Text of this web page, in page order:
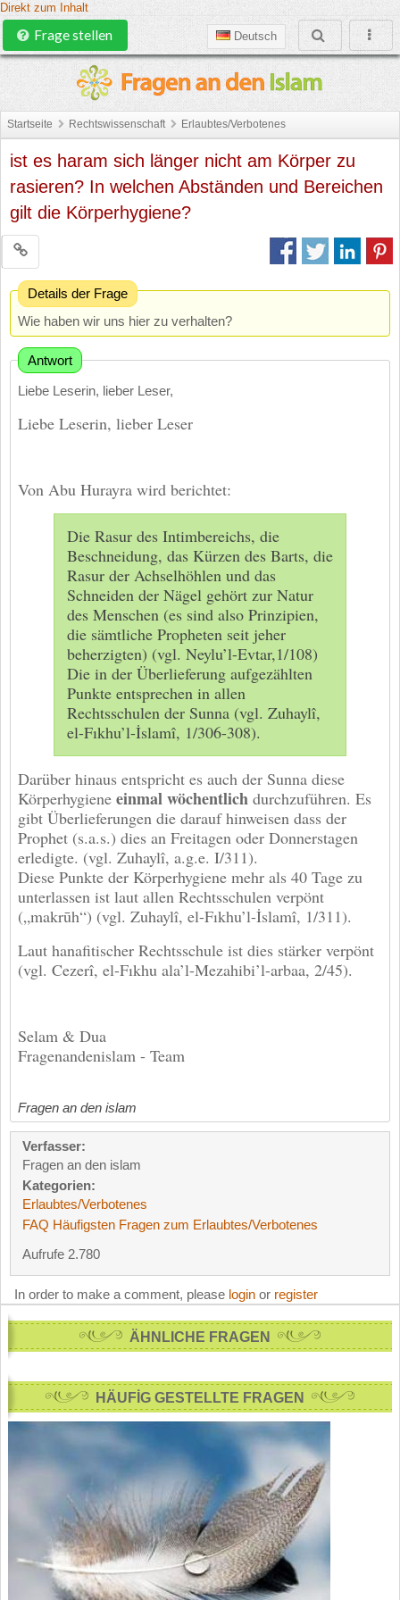
Direkt zum Inhalt
Deutsch
Frage stellen
Startseite Rechtswissenschaft Erlaubtes/Verbotenes
ist es haram sich länger nicht am Körper zu
rasieren? In welchen Abständen und Bereichen
gilt die Körperhygiene?
Details der Frage
Wie haben wir uns hier zu verhalten?
Antwort
Liebe Leserin, lieber Leser,
Liebe Leserin, lieber Leser
Von Abu Hurayra wird berichtet:
Die Rasur des Intimbereichs, die
Beschneidung, das Kürzen des Barts, die
Rasur der Achselhöhlen und das
Schneiden der Nägel gehört zur Natur
des Menschen (es sind also Prinzipien,
die sämtliche Propheten seit jeher
beherzigten) (vgl. Neylu’l-Evtar,1/108)
Die in der Überlieferung aufgezählten
Punkte entsprechen in allen
Rechtsschulen der Sunna (vgl. Zuhaylî,
el-Fıkhu’l-İslamî, 1/306-308).
Darüber hinaus entspricht es auch der Sunna diese
Körperhygiene einmal wöchentlich durchzuführen. Es
gibt Überlieferungen die darauf hinweisen dass der
Prophet (s.a.s.) dies an Freitagen oder Donnerstagen
erledigte. (vgl. Zuhaylî, a.g.e. I/311).
Diese Punkte der Körperhygiene mehr als 40 Tage zu
unterlassen ist laut allen Rechtsschulen verpönt
(„makrūh“) (vgl. Zuhaylî, el-Fıkhu’l-İslamî, 1/311).
Laut hanafitischer Rechtsschule ist dies stärker verpönt
(vgl. Cezerî, el-Fıkhu ala’l-Mezahibi’l-arbaa, 2/45).
Selam & Dua
Fragenandenislam - Team
Fragen an den islam
Verfasser:
Fragen an den islam
Kategorien:
Erlaubtes/Verbotenes
FAQ Häufigsten Fragen zum Erlaubtes/Verbotenes
Aufrufe 2.780
In order to make a comment, please login or register
ÄHNLICHE FRAGEN
HÄUFİG GESTELLTE FRAGEN